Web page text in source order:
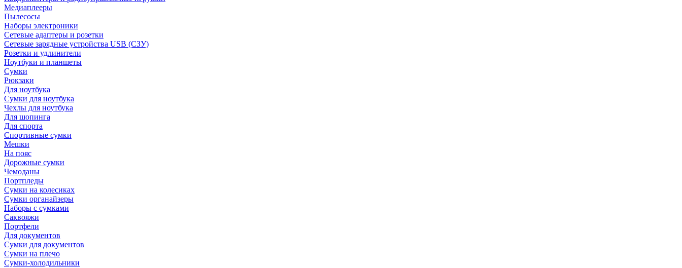
Медиаплееры
Пылесосы
Наборы электроники
Сетевые адаптеры и розетки
Сетевые зарядные устройства USB (СЗУ)
Розетки и удлинители
Ноутбуки и планшеты
Сумки
Рюкзаки
Для ноутбука
Сумки для ноутбука
Чехлы для ноутбука
Для шопинга
Для спорта
Спортивные сумки
Мешки
На пояс
Дорожные сумки
Чемоданы
Портпледы
Сумки на колесиках
Сумки органайзеры
Наборы с сумками
Саквояжи
Портфели
Для документов
Сумки для документов
Сумки на плечо
Сумки-холодильники